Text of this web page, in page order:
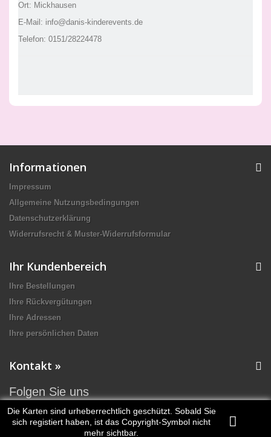
Ort: Mickhausen
E-Mail: info@danis-kinderevents.de
Telefon: 0151/28224478
Informationen
Impressum
Allgemeine Nutzungsbedingungen
Datenschutzerklärung
Widerrufsrecht & Muster-Widerrufsformular
Ihr Kundenbereich
Ihre Bestellungen
Ihre Rückvergütungen
Ihre Adressen
Ihre persönlichen Daten
Kontakt »
Folgen Sie uns
Die Karten sind urheberrechtlich geschützt. Sobald Sie
sich registiert haben, ist das Copyright-Symbol nicht
mehr sichtbar.